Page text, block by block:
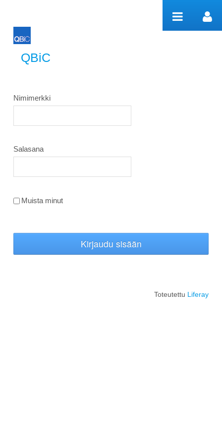
QBiC
QBiC
Nimimerkki
Salasana
Muista minut
Kirjaudu sisään
Toteutettu Liferay